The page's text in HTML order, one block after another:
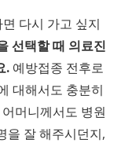
다시 가고 싶지
선택할 때 의료진
. 예방접종 전후로
대해서도 충분히
머니께서도 병원
을 잘 해주시던지,